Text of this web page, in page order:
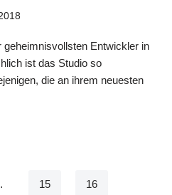
Entwickler in
ist das Studio so
die an ihrem neuesten
15 16